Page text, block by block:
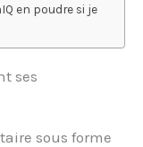
en poudre si je
ses
sous forme